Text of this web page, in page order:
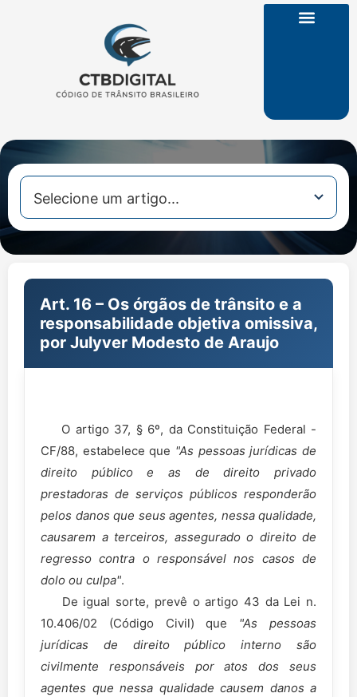
Art. 16 – Os órgãos de trânsito e a
responsabilidade objetiva omissiva,
por Julyver Modesto de Araujo
O artigo 37, § 6º, da Constituição Federal -
CF/88, estabelece que "As pessoas jurídicas de
direito público e as de direito privado
prestadoras de serviços públicos responderão
pelos danos que seus agentes, nessa qualidade,
causarem a terceiros, assegurado o direito de
regresso contra o responsável nos casos de
dolo ou culpa".
De igual sorte, prevê o artigo 43 da Lei n.
10.406/02 (Código Civil) que "As pessoas
jurídicas de direito público interno são
civilmente responsáveis por atos dos seus
agentes que nessa qualidade causem danos a